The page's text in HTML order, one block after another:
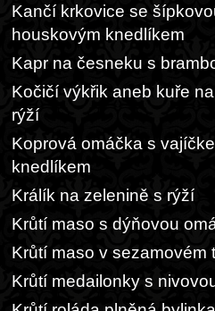
Kančí krkovice se
houskovým knedlíkem
Kapr na česneku s
Kočičí výkřik aneb kuře
rýží
Koprová omáčka s
knedlíkem
Králík na zelenině s rýží
Krůtí maso s dýňovou
Krůtí maso v sezamovém
Krůtí medailonky s